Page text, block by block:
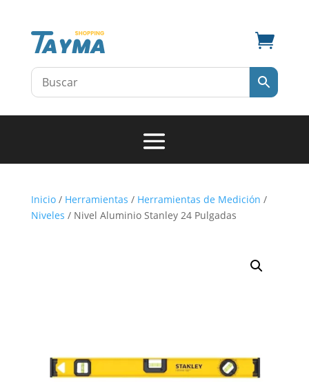

Inicio/ Herramientas / Herramientas de Medición /
Niveles / Nivel Aluminio Stanley 24 Pulgadas